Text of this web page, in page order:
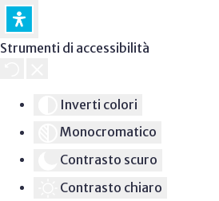
Strumenti di accessibilità
Inverti colori
Monocromatico
Contrasto scuro
Contrasto chiaro